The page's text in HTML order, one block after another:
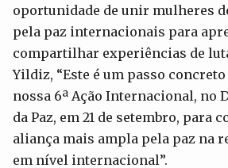
oportunidade de unir mulheres
pela paz internacionais para
compartilhar experiências de
Yildiz, “Este é um passo
nossa 6ª Ação Internacional, no
da Paz, em 21 de setembro, para
aliança mais ampla pela paz na
em nível internacional”.